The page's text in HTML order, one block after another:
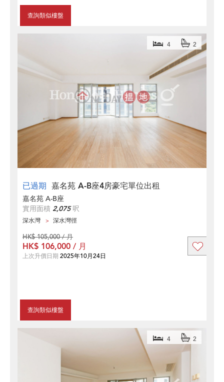
查詢類似樓盤
已過期 嘉名苑 A-B座4房豪宅單位出租
4 2
嘉名苑 A-B座
實用面積 2,075呎
深水灣 深水灣徑
查詢類似樓盤
HK$ 105,000 / 月
HK$ 106,000 / 月
上次升價日期 2025年10月24日
4 2